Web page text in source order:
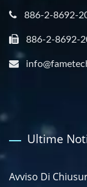
886-2-8692-
886-2-8692-
Ultime
Avviso Di